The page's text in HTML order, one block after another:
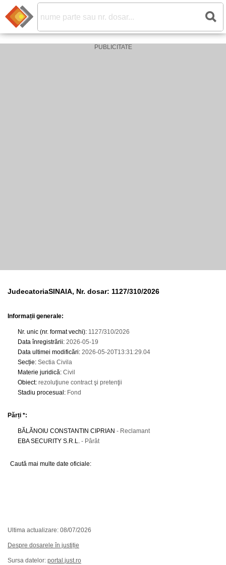
JudecatoriaSINAIA, Nr. dosar: 1127/310/2026
Informații generale:
Nr. unic (nr. format vechi): 1127/310/2026
Data înregistrării: 2026-05-19
Data ultimei modificări: 2026-05-20T13:31:29.04
Secție: Sectia Civila
Materie juridică: Civil
Obiect: rezoluţiune contract şi pretenţii
Stadiu procesual : Fond
Părți *:
BĂLĂNOIU CONSTANTIN CIPRIAN - Reclamant
EBA SECURITY S.R.L. - Pârât
Caută mai multe date oficiale:
Ultima actualizare: 08/07/2026
Despre dosarele în justiție
Sursa datelor: portal.just.ro